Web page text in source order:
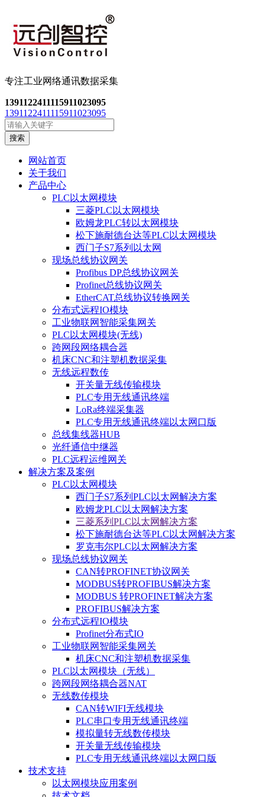
专注工业网络通讯数据采集
1391122411115911023095
1391122411115911023095
搜索
网站首页
关于我们
产品中心
PLC以太网模块
三菱PLC以太网模块
欧姆龙PLC转以太网模块
松下施耐德台达等PLC以太网模块
西门子S7系列以太网
现场总线协议网关
Profibus DP总线协议网关
Profinet总线协议网关
EtherCAT总线协议转换网关
分布式远程IO模块
工业物联网智能采集网关
PLC以太网模块(无线)
跨网段网络耦合器
机床CNC和注塑机数据采集
无线远程数传
开关量无线传输模块
PLC专用无线通讯终端
LoRa终端采集器
PLC专用无线通讯终端以太网口版
总线集线器HUB
光纤通信中继器
PLC远程运维网关
解决方案及案例
PLC以太网模块
西门子S7系列PLC以太网解决方案
欧姆龙PLC以太网解决方案
三菱系列PLC以太网解决方案
松下施耐德台达等PLC以太网解决方案
罗克韦尔PLC以太网解决方案
现场总线协议网关
CAN转PROFINET协议网关
MODBUS转PROFIBUS解决方案
MODBUS 转PROFINET解决方案
PROFIBUS解决方案
分布式远程IO模块
Profinet分布式IO
工业物联网智能采集网关
机床CNC和注塑机数据采集
PLC以太网模块（无线）
跨网段网络耦合器NAT
无线数传模块
CAN转WIFI无线模块
PLC串口专用无线通讯终端
模拟量转无线数传模块
开关量无线传输模块
PLC专用无线通讯终端以太网口版
技术支持
以太网模块应用案例